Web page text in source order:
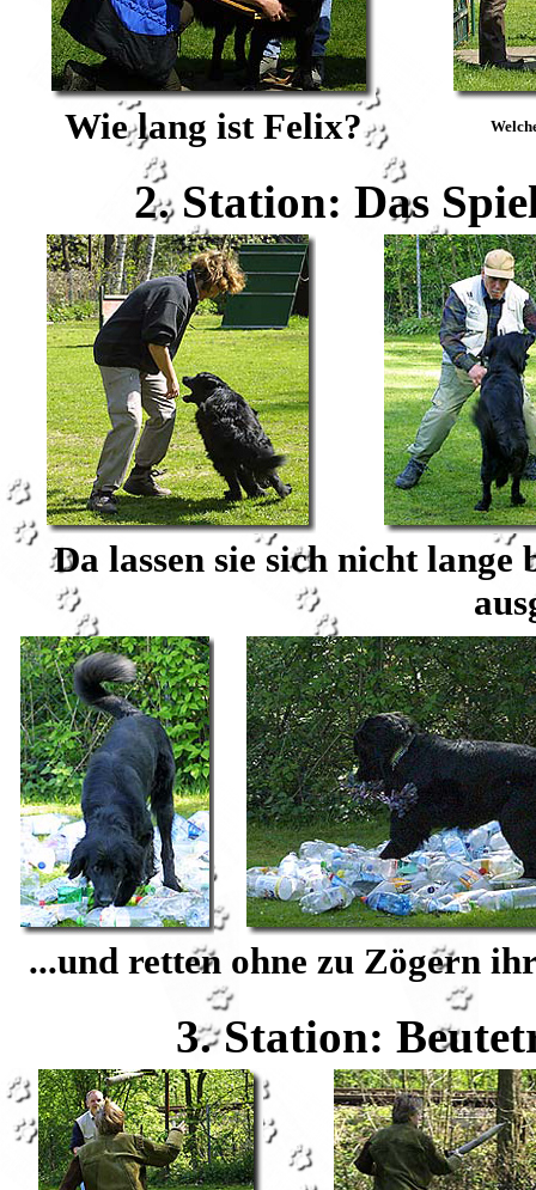
Wie lang ist Felix?
2. Station: Das
Da lassen sie sich nicht
...und retten ohne zu Zögern
3. Station: